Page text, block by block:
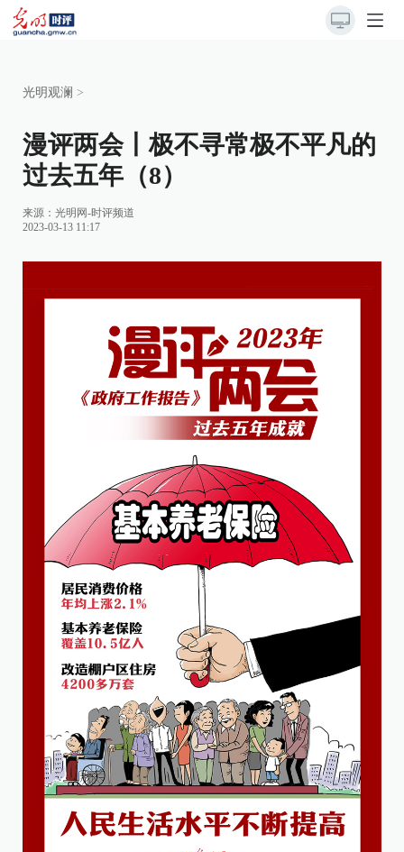
光明观澜 >
漫评两会丨极不寻常极不平凡的
过去五年（8）
来源： 光明网-时评频道
2023-03-13 11:17